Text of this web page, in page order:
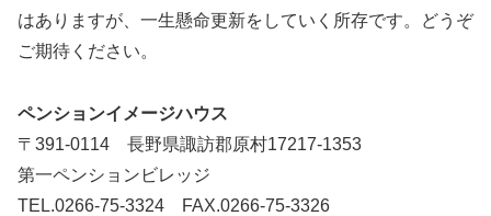
はありますが、一生懸命更新をしていく所存です。どうぞ
ご期待ください。
ペンションイメージハウス
〒391-0114 長野県諏訪郡原村17217-1353
第一ペンションビレッジ
TEL.0266-75-3324 FAX.0266-75-3326